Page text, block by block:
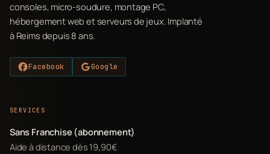
consoles, micro-soudure, montage PC,
hébergement web et serveurs de jeux. Implanté
à Reims depuis 8 ans.
Facebook Google
SERVICES
Sans Franchise (abonnement)
Aide à distance dès 19,90€